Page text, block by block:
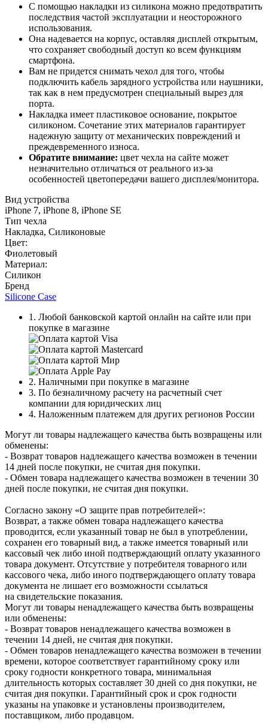
С помощью накладки из силикона можно предотвратить
последствия частой эксплуатации и неосторожного
использования.
Она надевается на корпус, оставляя дисплей открытым,
что сохраняет свободный доступ ко всем функциям
смартфона.
Вам не придется снимать чехол для того, чтобы
подключить кабель зарядного устройства или наушники,
так как в нем предусмотрен специальный вырез для
порта.
Накладка имеет пластиковое основание, покрытое
силиконом. Сочетание этих материалов гарантирует
надежную защиту от механических повреждений и
преждевременного износа.
Обратите внимание: цвет чехла на сайте может
незначительно отличаться от реального из-за
особенностей цветопередачи вашего дисплея/монитора.
Вид устройства
iPhone 7, iPhone 8, iPhone SE
Тип чехла
Накладка, Силиконовые
Цвет:
Фиолетовый
Материал:
Силикон
Бренд
Silicone Case
1. Любой банковской картой онлайн на сайте или при
покупке в магазине
2. Наличными при покупке в магазине
3. По безналичному расчету на расчетный счет
компании для юридических лиц
4. Наложенным платежем для других регионов России
Могут ли товары надлежащего качества быть возвращены или
обменены:
- Возврат товаров надлежащего качества возможен в течении
14 дней после покупки, не считая дня покупки.
- Обмен товара надлежащего качества возможен в течении 30
дней после покупки, не считая дня покупки.
Согласно закону «О защите прав потребителей»:
Возврат, а также обмен товара надлежащего качества
проводится, если указанный товар не был в употреблении,
сохранен его товарный вид, а также имеется товарный или
кассовый чек либо иной подтверждающий оплату указанного
товара документ. Отсутствие у потребителя товарного или
кассового чека, либо иного подтверждающего оплату товара
документа не лишает его возможности ссылаться
на свидетельские показания.
Могут ли товары ненадлежащего качества быть возвращены
или обменены:
- Возврат товаров ненадлежащего качества возможен в
течении 14 дней, не считая дня покупки.
- Обмен товаров ненадлежащего качества возможен в течении
времени, которое соответствует гарантийному сроку или
сроку годности конкретного товара, минимальная
длительность которых составляет 30 дней со дня покупки, не
считая дня покупки. Гарантийный срок и срок годности
указаны на упаковке и установлены производителем,
поставщиком, либо продавцом.